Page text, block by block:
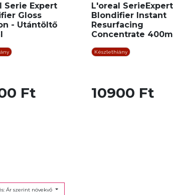
Serie Expert
Gloss
- Utántöltő
Ft
L'oreal SerieExpert
Blondifier Instant
Resurfacing
Concentrate
Készlethiány
10900 Ft
Ár szerint növekvő